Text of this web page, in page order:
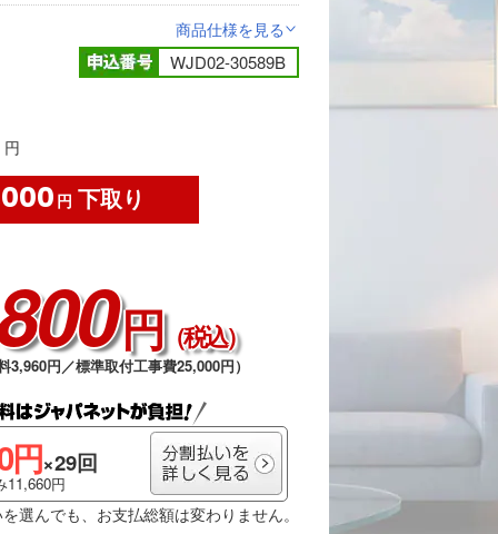
商品仕様を見る>
WJD02-30589B
円
円 下取り
円 （税込）
円／標準取付工事費25,000円）
円×29回
11,660円
選んでも、お支払総額は変わりません。